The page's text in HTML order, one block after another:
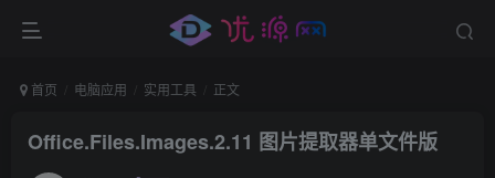
首页 电脑应用 实用工具 正文
Office.Files.Images.2.11 图片提取器单文件版